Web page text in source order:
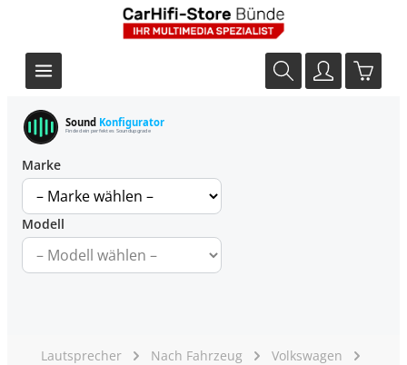
Sound Konfigurator
Finde dein perfektes Soundupgrade
Marke
Modell
Lautsprecher Nach Fahrzeug Volkswagen